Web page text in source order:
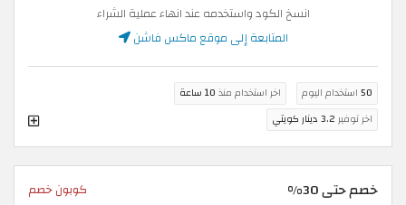
انسخ الكود واستخدمه عند انهاء عملية الشراء
المتابعة إلى موقع ماكس فاشن
50 استخدام اليوم اخر استخدام منذ 10 ساعة
اخر توفير 3.2 دينار كويتي
خصم حتى 30% كوبون خصم